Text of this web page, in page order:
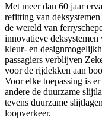
Met meer dan 60 jaar
refitting van
de wereld van
innovatieve
kleur- en
passagiers verblijven
voor de rijdekken aan
Voor elke toepassing is
andere de duurzame
tevens duurzame
loopverkeer.